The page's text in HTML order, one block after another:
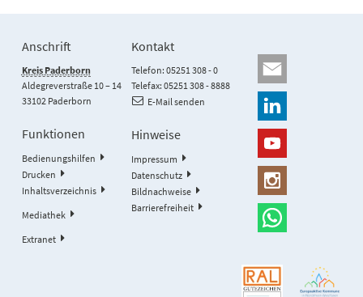
Anschrift
Kreis Paderborn
Aldegreverstraße 10 – 14
33102 Paderborn
Kontakt
Telefon: 05251 308 - 0
Telefax: 05251 308 - 8888
E-Mail senden
Funktionen
Bedienungshilfen
Drucken
Inhaltsverzeichnis
Mediathek
Extranet
Hinweise
Impressum
Datenschutz
Bildnachweise
Barrierefreiheit